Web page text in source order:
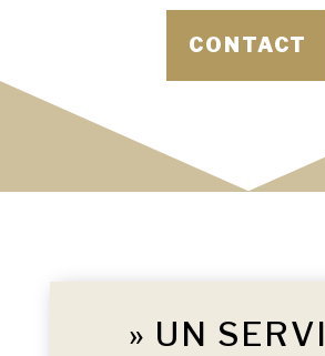
CONTACT
» UN